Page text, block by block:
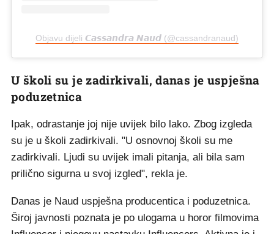
Objavu dijeli 𝘾𝙖𝙨𝙨𝙖𝙣𝙙𝙧𝙖 𝙉𝙖𝙪𝙙 (@cassandranaud)
U školi su je zadirkivali, danas je uspješna
poduzetnica
Ipak, odrastanje joj nije uvijek bilo lako. Zbog izgleda
su je u školi zadirkivali. "U osnovnoj školi su me
zadirkivali. Ljudi su uvijek imali pitanja, ali bila sam
prilično sigurna u svoj izgled", rekla je.
Danas je Naud uspješna producentica i poduzetnica.
Široj javnosti poznata je po ulogama u horor filmovima